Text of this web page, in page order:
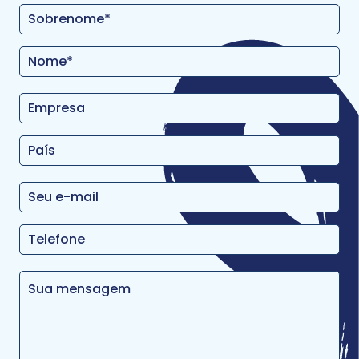
Ticgal
A TICGAL é uma empresa dedicada ao GLPI,
tendo ajudado mais de 200 clientes a
implementar a solução padrão ou a
personalizar o GLPI para atender às suas
necessidades, integrando soluções padrão e
sob medida. Além dos recursos nativos do GLPI
em ITSM e ITAM, a TICGAL expandiu a solução
para incluir CMMS e ESM. A empresa também
oferece um aplicativo móvel de plataforma
cruzada de alto desempenho com recursos de
geolocalização.